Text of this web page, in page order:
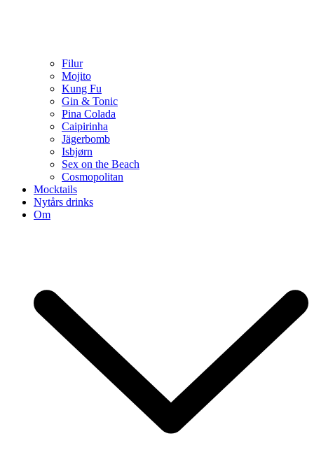
Filur
Mojito
Kung Fu
Gin & Tonic
Pina Colada
Caipirinha
Jägerbomb
Isbjørn
Sex on the Beach
Cosmopolitan
Mocktails
Nytårs drinks
Om